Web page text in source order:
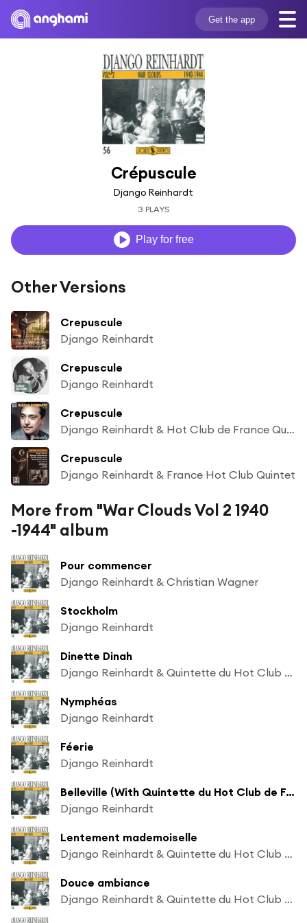
Get the app
Crépuscule
Django Reinhardt
3 PLAYS
Play for free
Other Versions
Crepuscule
Django Reinhardt
Crepuscule
Django Reinhardt
Crepuscule
Django Reinhardt & Hot Club de France Quintet
Crepuscule
Django Reinhardt & France Hot Club Quintet
More from "War Clouds Vol 2 1940
-1944" album
Pour commencer
Django Reinhardt & Christian Wagner
Stockholm
Django Reinhardt
Dinette Dinah
Django Reinhardt & Quintette du Hot Club de France
Nymphéas
Django Reinhardt
Féerie
Django Reinhardt
Belleville (With Quintette du Hot Club de France)
Django Reinhardt
Lentement mademoiselle
Django Reinhardt & Quintette du Hot Club de France
Douce ambiance
Django Reinhardt & Quintette du Hot Club de France